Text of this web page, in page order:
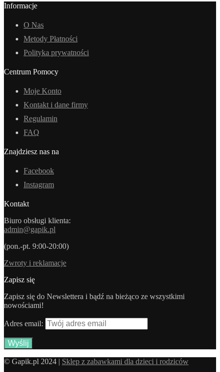
Informacje
O Nas
Metody Płatności
Polityka prywatności
Centrum Pomocy
Moje Konto
Kontakt i dane firmy
Regulamin
FAQ
Znajdziesz nas na
Facebook
Instagram
Kontakt
Biuro obsługi klienta:
admin@gapik.pl
(pon.-pt. 9:00-20:00)
Zwroty i reklamacje
Zapisz się
Zapisz się do Newslettera i bądź na bieżąco ze wszystkimi
nowościami!
Adres email:
© Gapik.pl 2024 | Sklep z zabawkami dla dzieci i rodziców